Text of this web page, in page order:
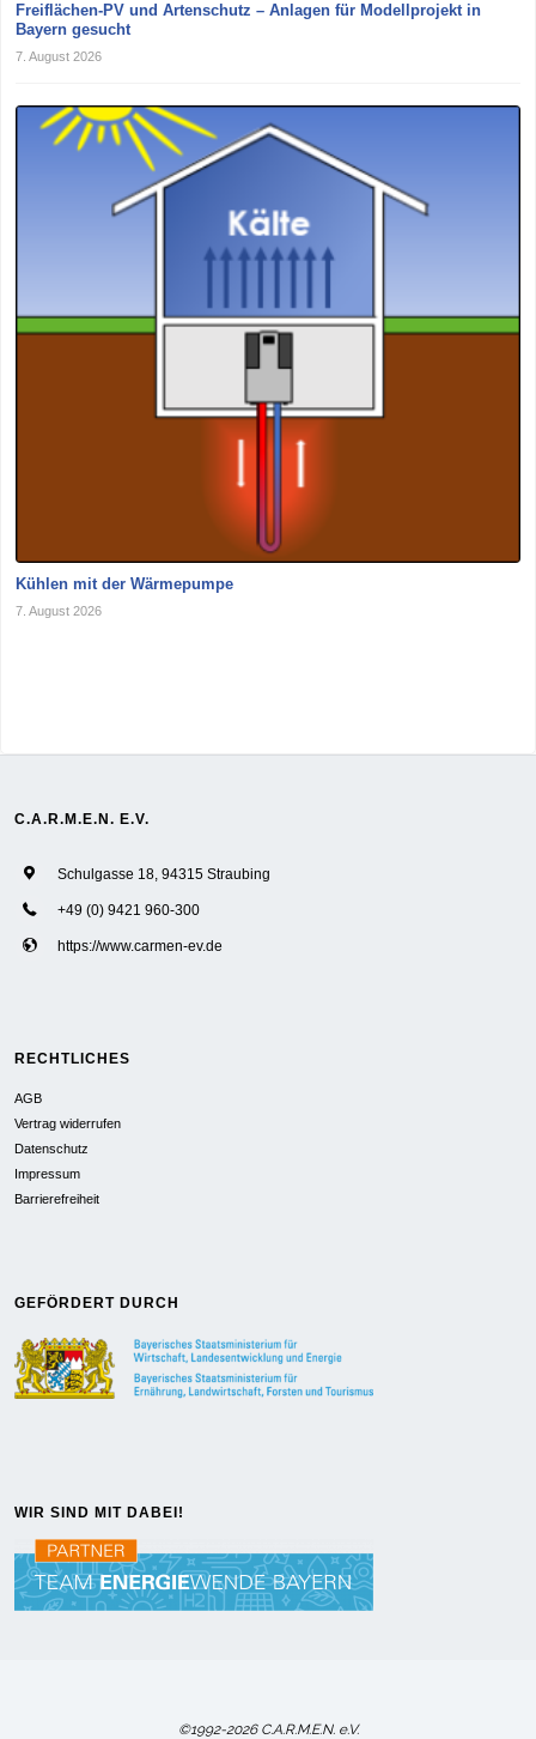
Freiflächen-PV und Artenschutz – Anlagen für Modellprojekt in
Bayern gesucht
7. August 2026
Kühlen mit der Wärmepumpe
7. August 2026
C.A.R.M.E.N. E.V.
Schulgasse 18, 94315 Straubing
+49 (0) 9421 960-300
https://www.carmen-ev.de
RECHTLICHES
AGB
Vertrag widerrufen
Datenschutz
Impressum
Barrierefreiheit
GEFÖRDERT DURCH
WIR SIND MIT DABEI!
©1992-2026 C.A.R.M.E.N. e.V.